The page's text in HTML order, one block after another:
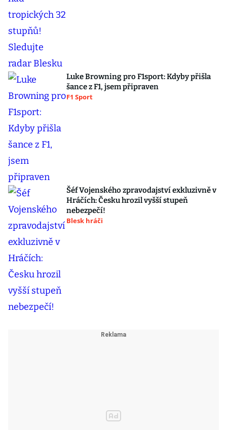
Luke Browning pro F1sport: Kdyby přišla
šance z F1, jsem připraven
F1 Sport
Šéf Vojenského zpravodajství exkluzivně v
Hráčích: Česku hrozil vyšší stupeň
nebezpečí!
Blesk hráči